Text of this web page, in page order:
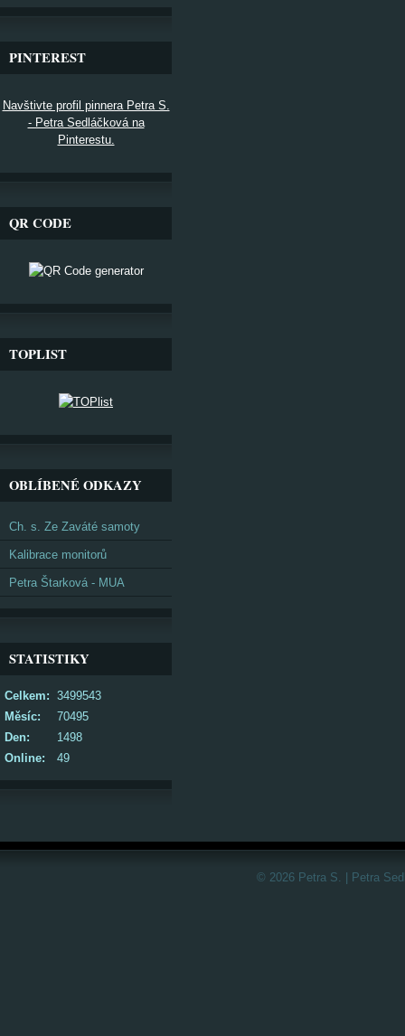
PINTEREST
Navštivte profil pinnera Petra S.
- Petra Sedláčková na
Pinterestu.
QR CODE
TOPLIST
OBLÍBENÉ ODKAZY
Ch. s. Ze Zaváté samoty
Kalibrace monitorů
Petra Štarková - MUA
STATISTIKY
Online: 49
Celkem: 3499543
Měsíc:
70495
Den:
1498
© 2026 Petra S. | Petra